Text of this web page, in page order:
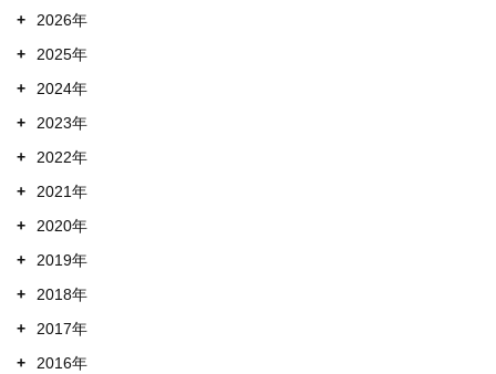
+
2026年
+
2025年
+
2024年
+
2023年
+
2022年
+
2021年
+
2020年
+
2019年
+
2018年
+
2017年
+
2016年